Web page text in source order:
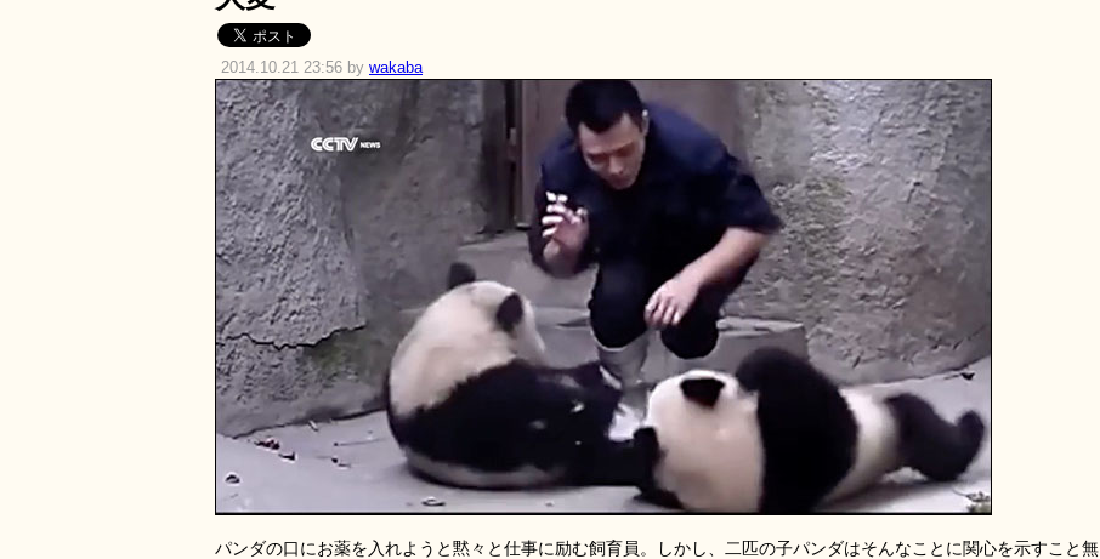
2014.10.21 23:56 by wakaba
パンダの口にお薬を入れようと黙々と仕事に励む飼育員。しかし、二匹の子パンダはそんなことに関心を示すこと無